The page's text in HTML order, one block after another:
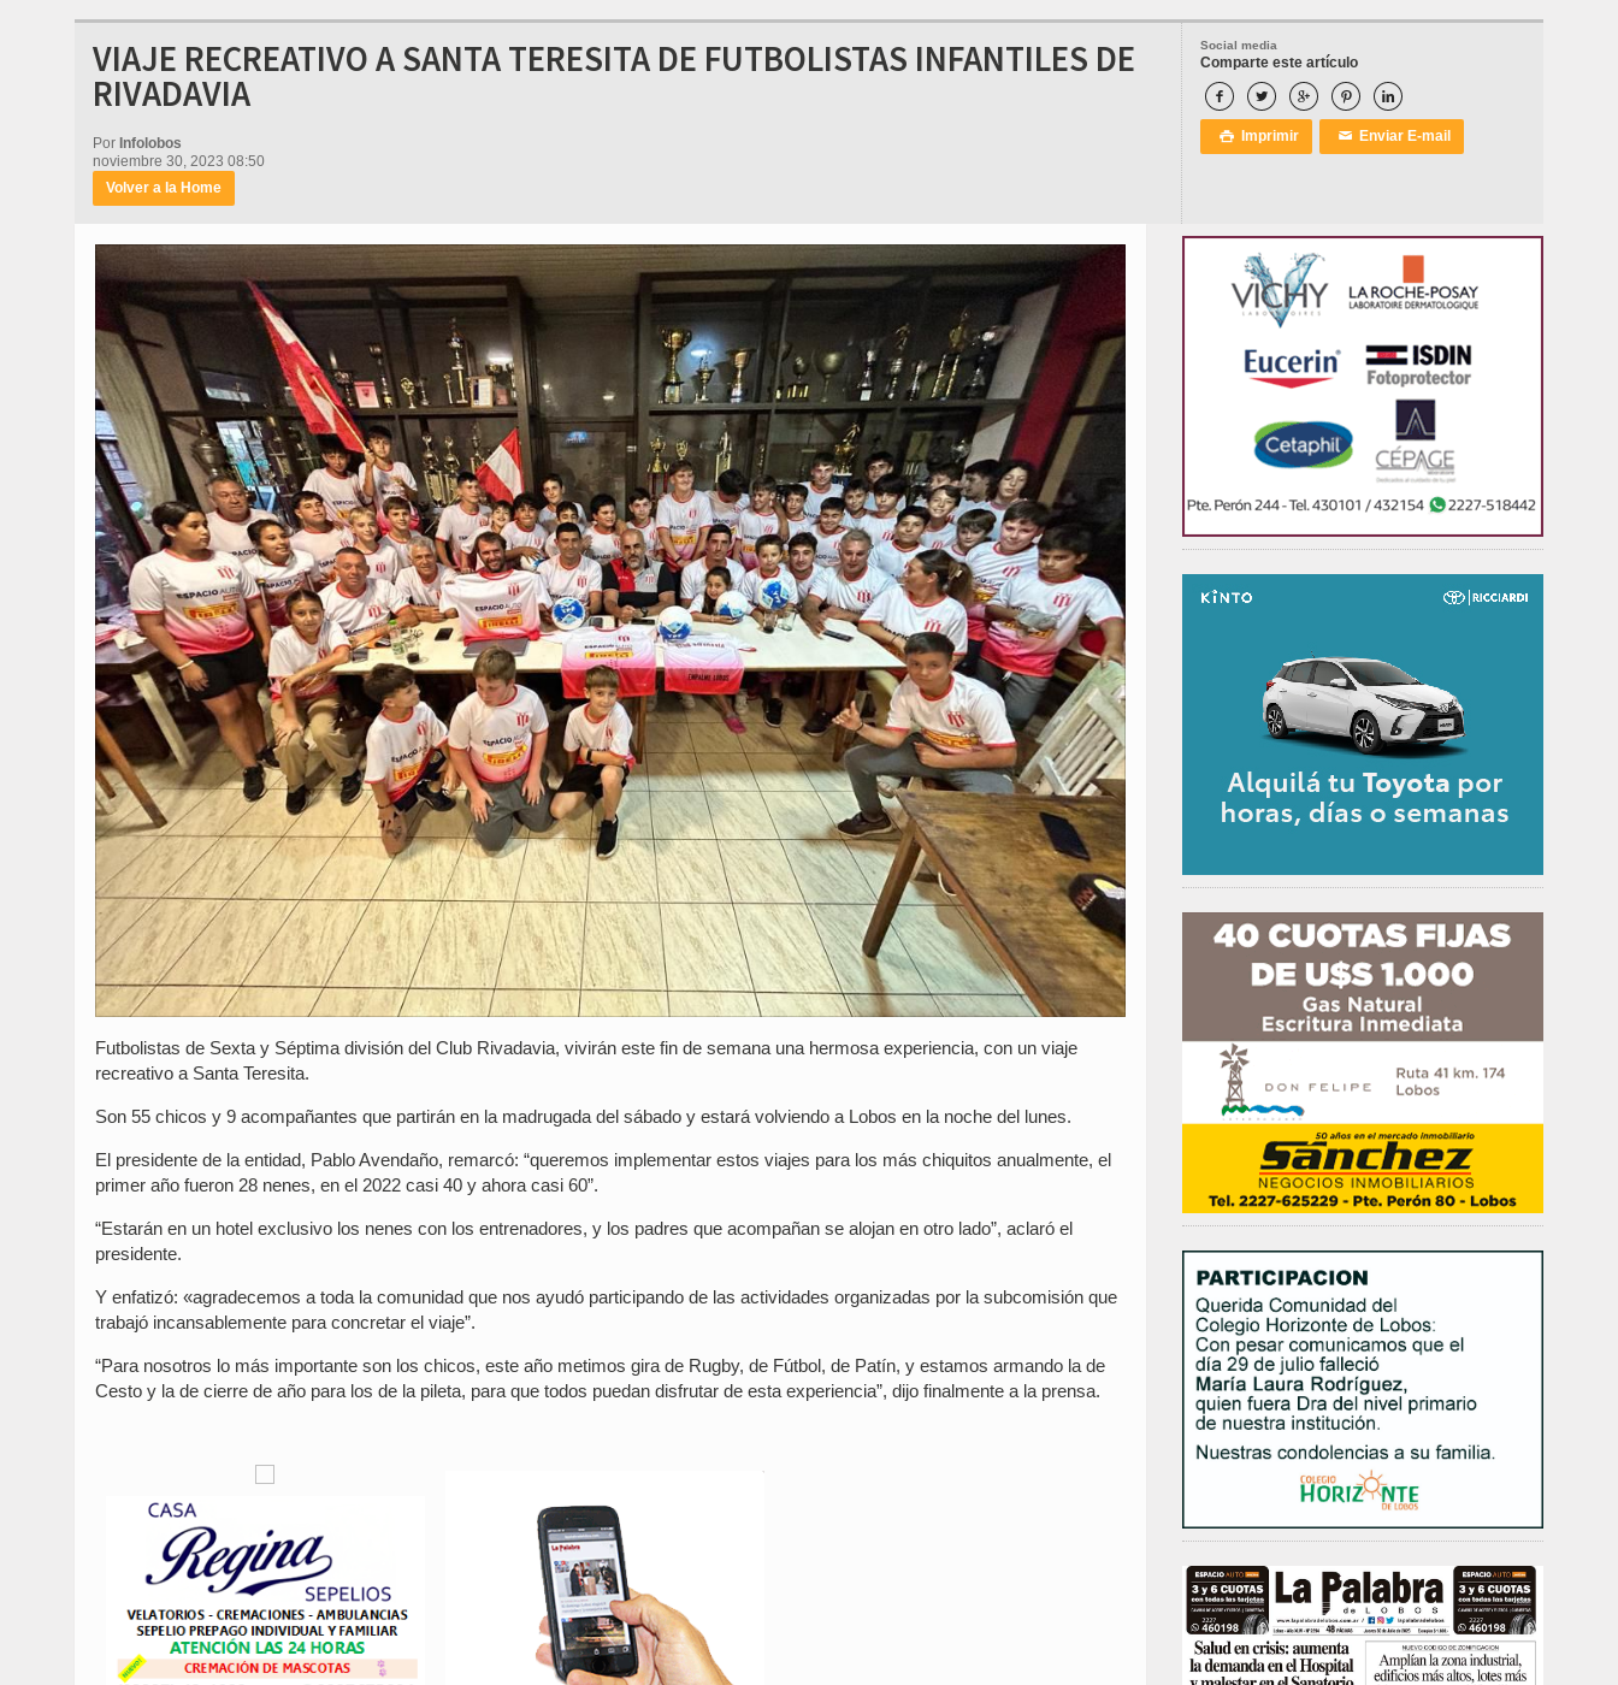
Social media
Comparte este artículo
    
 Imprimir ✉ Enviar E-mail
VIAJE RECREATIVO A SANTA TERESITA DE FUTBOLISTAS INFANTILES DE
RIVADAVIA
Por Infolobos
noviembre 30, 2023 08:50
Volver a la Home
Futbolistas de Sexta y Séptima división del Club Rivadavia, vivirán este fin de semana una hermosa experiencia, con un viaje
recreativo a Santa Teresita.
Son 55 chicos y 9 acompañantes que partirán en la madrugada del sábado y estará volviendo a Lobos en la noche del lunes.
El presidente de la entidad, Pablo Avendaño, remarcó: “queremos implementar estos viajes para los más chiquitos anualmente, el
primer año fueron 28 nenes, en el 2022 casi 40 y ahora casi 60”.
“Estarán en un hotel exclusivo los nenes con los entrenadores, y los padres que acompañan se alojan en otro lado”, aclaró el
presidente.
Y enfatizó: «agradecemos a toda la comunidad que nos ayudó participando de las actividades organizadas por la subcomisión que
trabajó incansablemente para concretar el viaje”.
“Para nosotros lo más importante son los chicos, este año metimos gira de Rugby, de Fútbol, de Patín, y estamos armando la de
Cesto y la de cierre de año para los de la pileta, para que todos puedan disfrutar de esta experiencia”, dijo finalmente a la prensa.